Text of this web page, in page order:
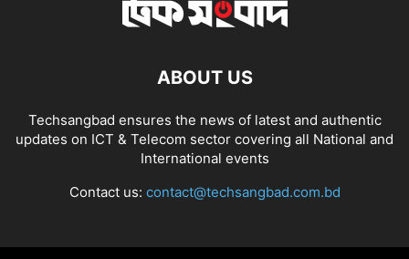
ABOUT US
Techsangbad ensures the news of latest and authentic
updates on ICT & Telecom sector covering all National and
International events
Contact us: contact@techsangbad.com.bd